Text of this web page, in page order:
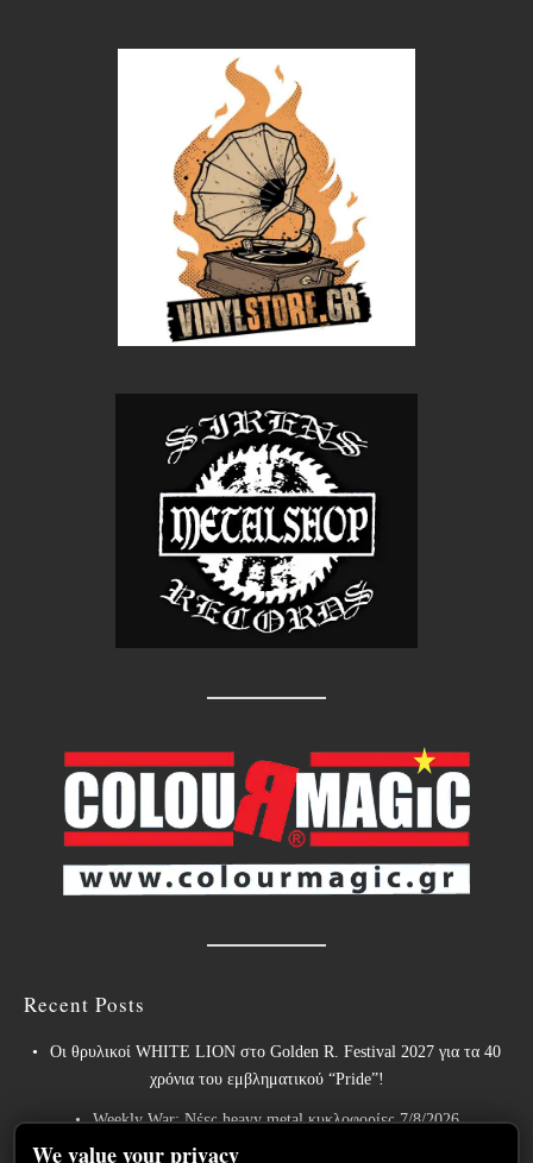
Recent Posts
Οι θρυλικοί WHITE LION στο Golden R. Festival 2027 για τα 40
χρόνια του εμβληματικού “Pride”!
Weekly War: Νέες heavy metal κυκλοφορίες 7/8/2026
We value your privacy